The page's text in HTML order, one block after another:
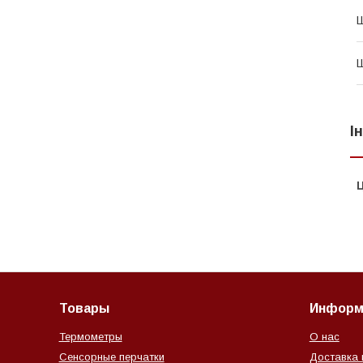
Товары
Термометры
Сенсорные перчатки
О нас
Доставка